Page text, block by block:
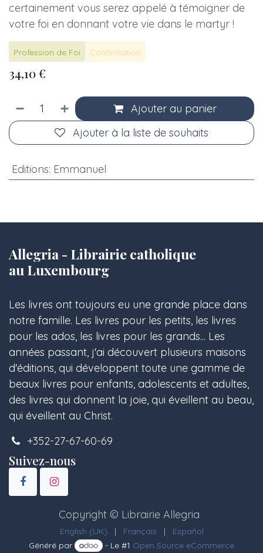
certainement vous serez appelé à témoigner de
votre foi en donnant votre vie dans le martyr !
Profession de Foi Confirmation
34,10€
Ajouter au panier
Ajouter à la liste de souhaits
Editions: Emmanuel
Allegria - Librairie catholique
au Luxembourg
Les livres ont toujours eu une grande place dans
notre famille. Les livres pour les petits, les livres
pour les ados, les livres pour les grands... Les
années passant, j'ai découvert plusieurs maisons
d'éditions, qui développent toute une gamme de
beaux livres pour enfants, adolescents et adultes,
des livres qui donnent la joie, qui éveillent au beau,
qui éveillent au Christ.
+352-27-67-60-69
Suivez-nous
Copyright © Librairie Allegria
English (UK) | Français |
Español
Généré par
- Le #1 Open Source eCommerce